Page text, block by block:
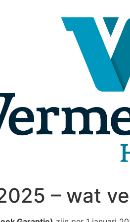
– wat